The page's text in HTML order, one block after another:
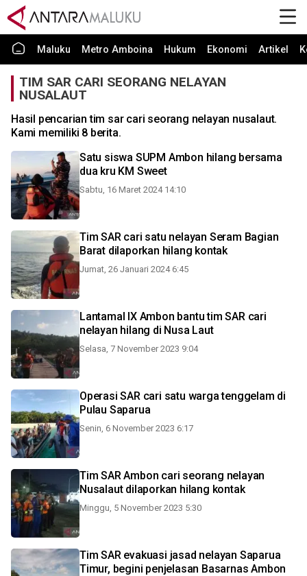
Maluku Metro Amboina Hukum Ekonomi Artikel
TIM SAR CARI SEORANG NELAYAN
NUSALAUT
Hasil pencarian tim sar cari seorang nelayan nusalaut.
Kami memiliki 8 berita.
Satu siswa SUPM Ambon hilang bersama
dua kru KM Sweet
Sabtu, 16 Maret 2024 14:10
Tim SAR cari satu nelayan Seram Bagian
Barat dilaporkan hilang kontak
Jumat, 26 Januari 2024 6:45
Lantamal IX Ambon bantu tim SAR cari
nelayan hilang di Nusa Laut
Selasa, 7 November 2023 9:04
Operasi SAR cari satu warga tenggelam di
Pulau Saparua
Senin, 6 November 2023 6:17
Tim SAR Ambon cari seorang nelayan
Nusalaut dilaporkan hilang kontak
Minggu, 5 November 2023 5:30
Tim SAR evakuasi jasad nelayan Saparua
Timur, begini penjelasan Basarnas Ambon